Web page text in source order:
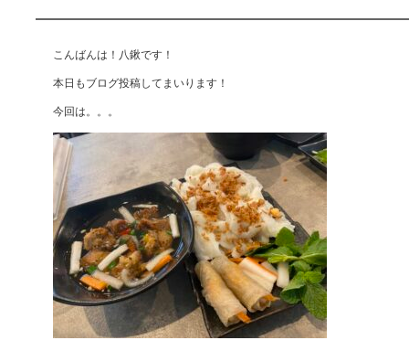
こんばんは！八鍬です！
本日もブログ投稿してまいります！
今回は。。。